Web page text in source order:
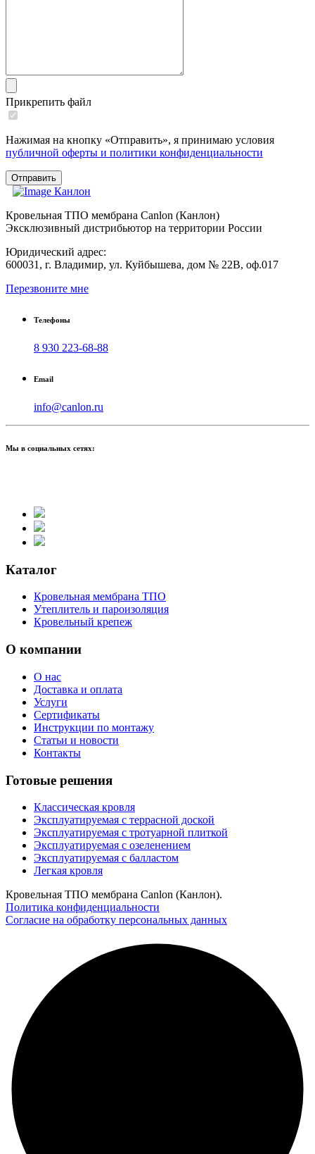
Прикрепить файл
Нажимая на кнопку «Отправить», я принимаю условия
публичной оферты и политики конфиденциальности
Отправить
Канлон
Кровельная ТПО мембрана Canlon (Канлон)
Эксклюзивный дистрибьютор на территории России
Юридический адрес:
600031, г. Владимир, ул. Куйбышева, дом № 22В, оф.017
Перезвоните мне
Телефоны
8 930 223-68-88
Email
info@canlon.ru
Мы в социальных сетях:
Каталог
Кровельная мембрана ТПО
Утеплитель и пароизоляция
Кровельный крепеж
О компании
О нас
Доставка и оплата
Услуги
Сертификаты
Инструкции по монтажу
Статьи и новости
Контакты
Готовые решения
Классическая кровля
Эксплуатируемая с террасной доской
Эксплуатируемая с тротуарной плиткой
Эксплуатируемая с озеленением
Эксплуатируемая с балластом
Легкая кровля
Кровельная ТПО мембрана Canlon (Канлон).
Политика конфиденциальности
Согласие на обработку персональных данных